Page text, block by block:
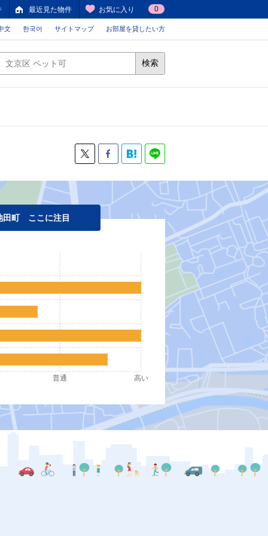
最近見た物件 お気に入り 0
文 한국어 サイトマップ お部屋を貸したい方
検索
田町 ここに注目
普通 高い